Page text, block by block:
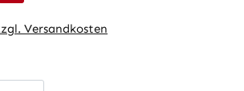
Versandkosten